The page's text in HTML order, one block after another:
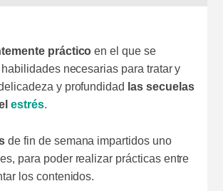
práctico en el que se
necesarias para tratar y
y profundidad las secuelas
estrés.
de fin de semana impartidos uno
para poder realizar prácticas entre
los contenidos.